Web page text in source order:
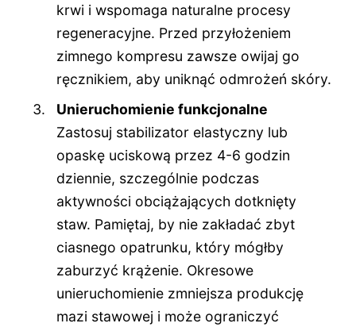
krwi i wspomaga naturalne procesy
regeneracyjne. Przed przyłożeniem
zimnego kompresu zawsze owijaj go
ręcznikiem, aby uniknąć odmrożeń skóry.
Unieruchomienie funkcjonalne
Zastosuj stabilizator elastyczny lub
opaskę uciskową przez 4-6 godzin
dziennie, szczególnie podczas
aktywności obciążających dotknięty
staw. Pamiętaj, by nie zakładać zbyt
ciasnego opatrunku, który mógłby
zaburzyć krążenie. Okresowe
unieruchomienie zmniejsza produkcję
mazi stawowej i może ograniczyć